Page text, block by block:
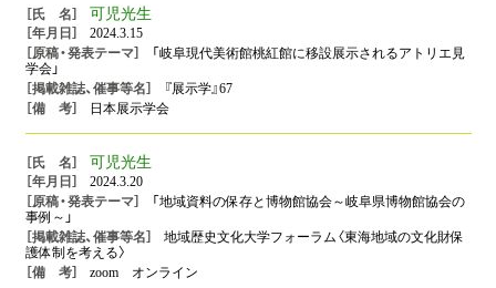
可児光生
2024.3.15
「岐阜現代美術館桃紅館に移設展示されるアトリエ見
学会」
『展示学』67
日本展示学会
可児光生
2024.3.20
「地域資料の保存と博物館協会～岐阜県博物館協会の
事例～」
地域歴史文化大学フォーラム〈東海地域の文化財保
護体制を考える〉
zoom オンライン